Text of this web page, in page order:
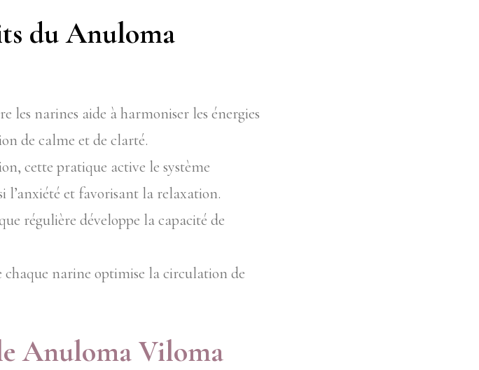
du Anuloma
les narines aide à harmoniser les énergies
de calme et de clarté.
cette pratique active le système
l’anxiété et favorisant la relaxation.
régulière développe la capacité de
chaque narine optimise la circulation de
Anuloma Viloma